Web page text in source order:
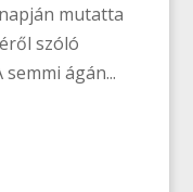
mutatta
szóló
ágán...